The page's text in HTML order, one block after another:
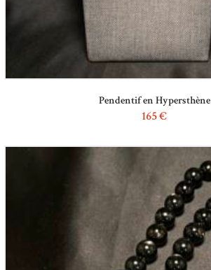
Pendentif en Hypersthène
165€